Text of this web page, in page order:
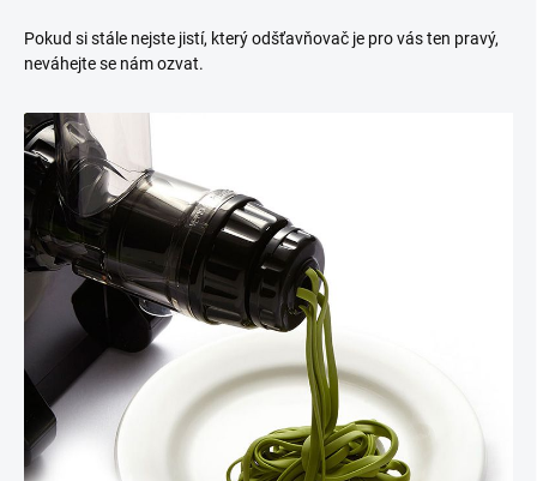
Pokud si stále nejste jistí, který odšťavňovač je pro vás ten pravý,
neváhejte se nám ozvat.